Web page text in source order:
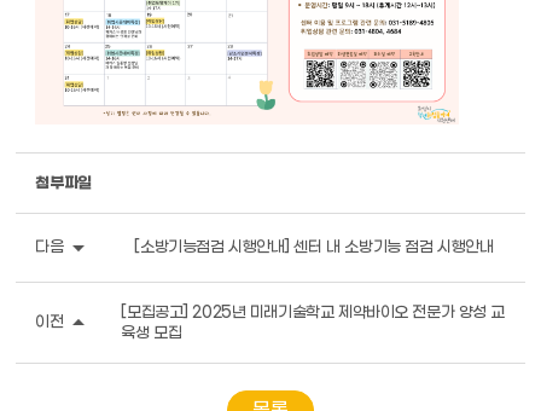
첨부파일
다음arrow_drop_down [소방기능점검 시행안내] 센터 내 소방기능 점검 시행안내
이전arrow_drop_up
[모집공고] 2025년 미래기술학교 제약바이오 전문가 양성 교
육생 모집